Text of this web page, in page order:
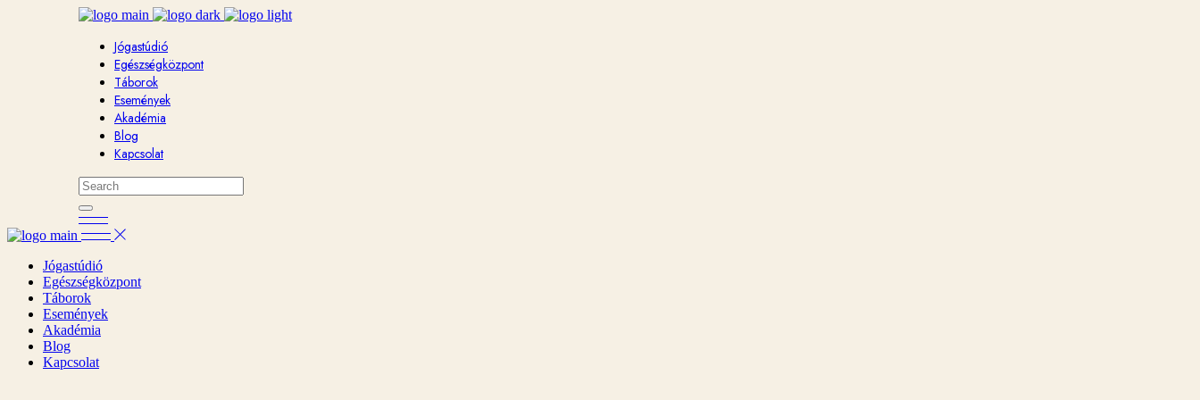
Jógastúdió
Egészségközpont
Táborok
Események
Akadémia
Blog
Kapcsolat
Jógastúdió
Egészségközpont
Táborok
Események
Akadémia
Blog
Kapcsolat